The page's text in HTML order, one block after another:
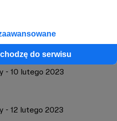
do serwisu
- 10 lutego 2023
- 12 lutego 2023